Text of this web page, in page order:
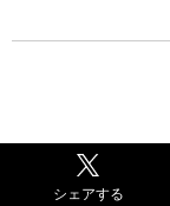
シェアする